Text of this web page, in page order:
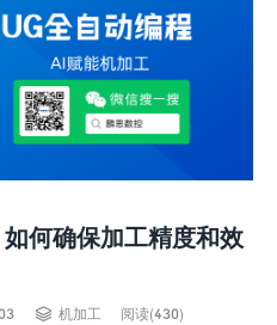
何确保加工精度和效
 机加工 阅读(430)